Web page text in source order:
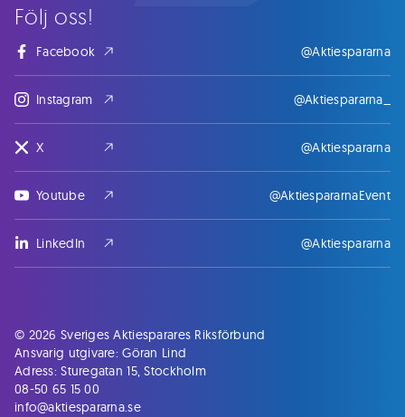
Följ oss!
Facebook @Aktiespararna
Instagram @Aktiespararna_
X @Aktiespararna
Youtube @AktiespararnaEvent
LinkedIn @Aktiespararna
© 2026 Sveriges Aktiesparares Riksförbund
Ansvarig utgivare: Göran Lind
Adress: Sturegatan 15, Stockholm
08-50 65 15 00
info@aktiespararna.se